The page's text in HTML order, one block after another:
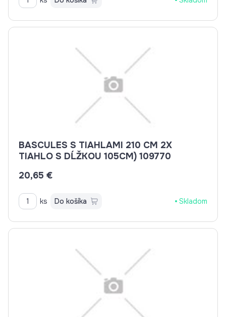
BASCULES S TIAHLAMI 210 CM 2X
TIAHLO S DĹŽKOU 105CM) 109770
20,65 €
ks Do košíka Skladom